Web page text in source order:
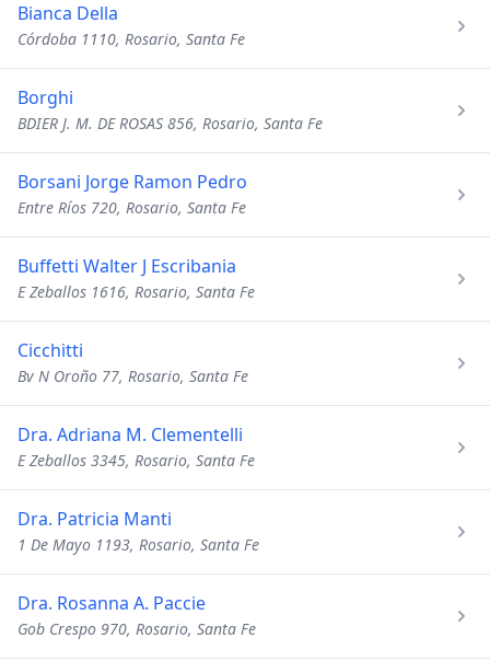
Bianca Della
Córdoba 1110, Rosario, Santa Fe
Borghi
BDIER J. M. DE ROSAS 856, Rosario, Santa Fe
Borsani Jorge Ramon Pedro
Entre Ríos 720, Rosario, Santa Fe
Buffetti Walter J Escribania
E Zeballos 1616, Rosario, Santa Fe
Cicchitti
Bv N Oroño 77, Rosario, Santa Fe
Dra. Adriana M. Clementelli
E Zeballos 3345, Rosario, Santa Fe
Dra. Patricia Manti
1 De Mayo 1193, Rosario, Santa Fe
Dra. Rosanna A. Paccie
Gob Crespo 970, Rosario, Santa Fe